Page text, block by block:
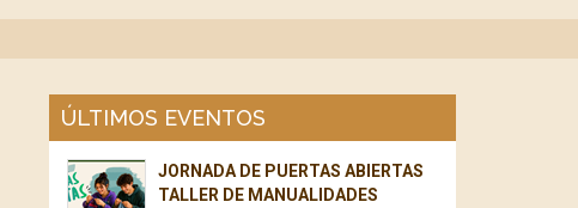
ÚLTIMOS EVENTOS
JORNADA DE PUERTAS ABIERTAS
TALLER DE MANUALIDADES